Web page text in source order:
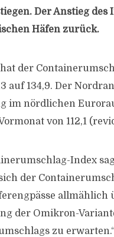
Der Anstieg des
Häfen zurück.
der
auf 134,9. Der
im nördlichen
von 112,1
Index
der
der Omikron-
zu erwarten.“